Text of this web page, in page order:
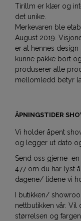
Tirillm er klær og
det unike.
Merkevaren ble
August 2019.
er at hennes
kunne pakke bort
produserer alle
mellomledd betyr
ÅPNINGSTIDER
Vi holder åpent
og legger ut dato
Send oss gjerne
477 om du har lyst
dagene/ tidene vi
I butikken/
nettbutikken vår.
størrelsen og